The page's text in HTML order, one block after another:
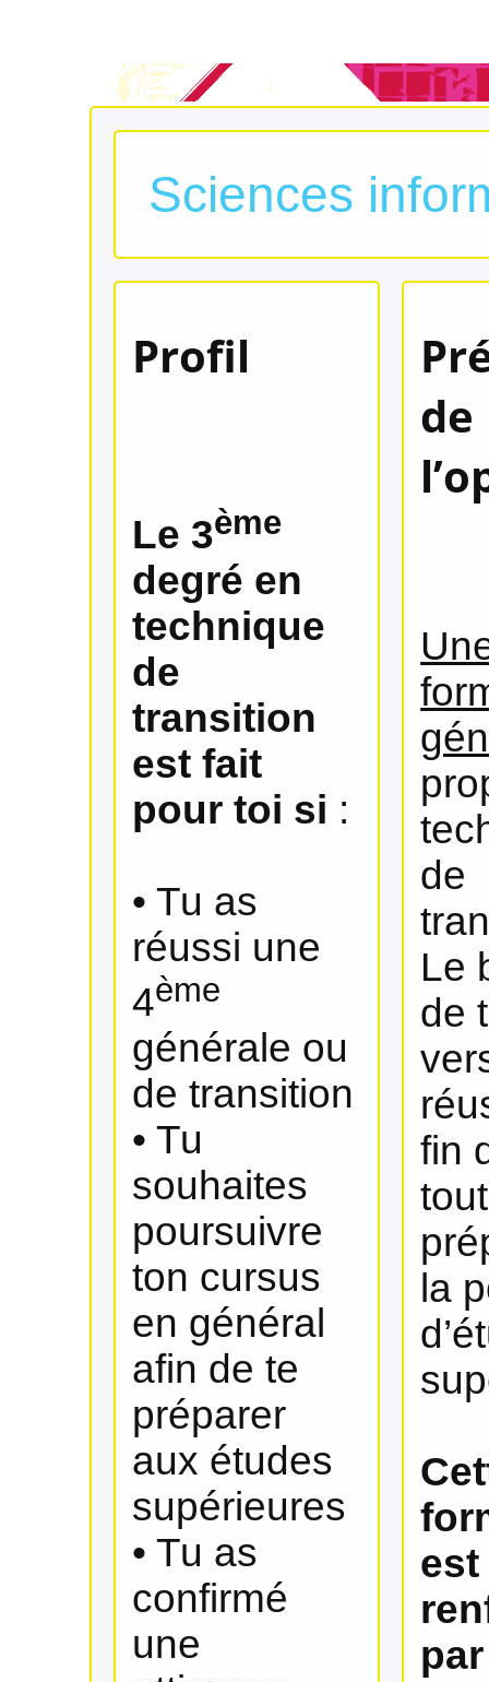
Sciences
Profil
Le 3ème
degré en
technique
de
transition
est fait
pour toi si :
• Tu as
réussi une
4ème
générale ou
de transition
• Tu
souhaites
poursuivre
ton cursus
en général
afin de te
préparer
aux études
supérieures
• Tu as
confirmé
une
de
de
Le
de
fin
la
est